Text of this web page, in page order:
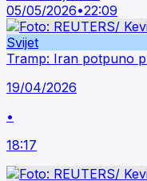
05/05/2026•22:09
Svijet
Tramp: Iran potpuno
19/04/2026
•
18:17